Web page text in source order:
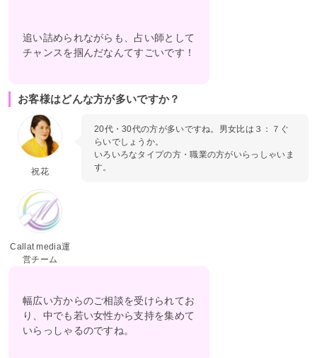
追い詰められながらも、占い師として
チャンスを掴んだなんてすごいです！
お客様はどんな方が多いですか？
祝花
20代・30代の方が多いですね。男女比は３：７ぐ
らいでしょうか。
いろいろなタイプの方・職業の方がいらっしゃいま
す。
Callat media運
営チーム
幅広い方からのご相談を受けられてお
り、中でも若い女性から支持を集めて
いらっしゃるのですね。